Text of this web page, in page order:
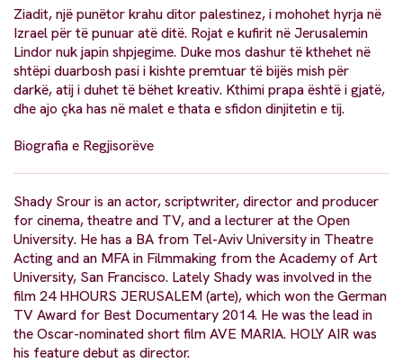
Ziadit, një punëtor krahu ditor palestinez, i mohohet hyrja në
Izrael për të punuar atë ditë. Rojat e kufirit në Jerusalemin
Lindor nuk japin shpjegime. Duke mos dashur të kthehet në
shtëpi duarbosh pasi i kishte premtuar të bijës mish për
darkë, atij i duhet të bëhet kreativ. Kthimi prapa është i gjatë,
dhe ajo çka has në malet e thata e sfidon dinjitetin e tij.
Biografia e Regjisorëve
Shady Srour is an actor, scriptwriter, director and producer
for cinema, theatre and TV, and a lecturer at the Open
University. He has a BA from Tel-Aviv University in Theatre
Acting and an MFA in Filmmaking from the Academy of Art
University, San Francisco. Lately Shady was involved in the
film 24 HHOURS JERUSALEM (arte), which won the German
TV Award for Best Documentary 2014. He was the lead in
the Oscar-nominated short film AVE MARIA. HOLY AIR was
his feature debut as director.